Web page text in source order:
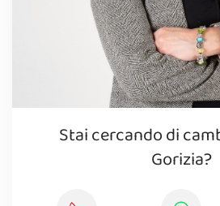
Stai cercando di
Gorizia?